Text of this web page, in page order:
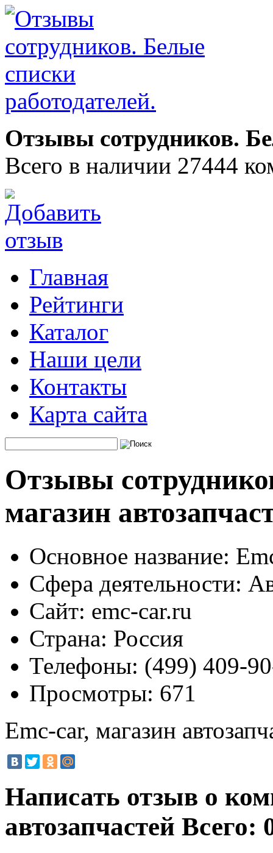
Отзывы сотрудников.
Всего в наличии 27444
Главная
Рейтинги
Каталог
Наши цели
Контакты
Карта сайта
Отзывы
магазин
Основное название:
Сфера деятельности:
Сайт: emc-car.ru
Страна: Россия
Телефоны: (499) 409-
Просмотры: 671
Emc-car, магазин
Написать отзыв о
автозапчастей Всего: